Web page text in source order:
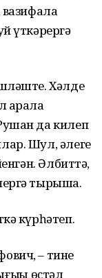
вазифала
үткәрергә
Хәлде
арала
да килеп
Шул, әлеге
Әлбиттә,
тырыша.
күрһәтеп.
– тине
өҫтәл